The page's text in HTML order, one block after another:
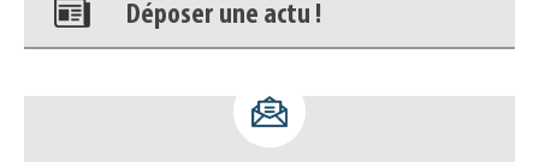
Déposer une actu !
déconnecter)